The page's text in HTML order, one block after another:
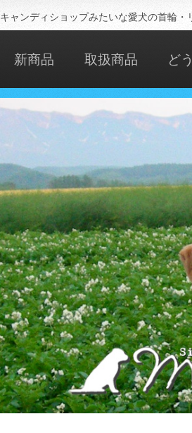
キャンディショップみたいな愛犬の首輪
新商品 取扱商品 ど